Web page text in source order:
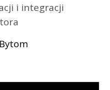
i integracji